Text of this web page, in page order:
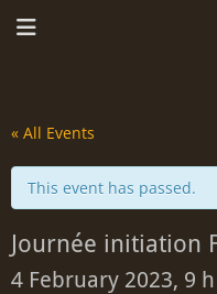
« All Events
This event has passed.
Journée initiation
4 February 2023, 9